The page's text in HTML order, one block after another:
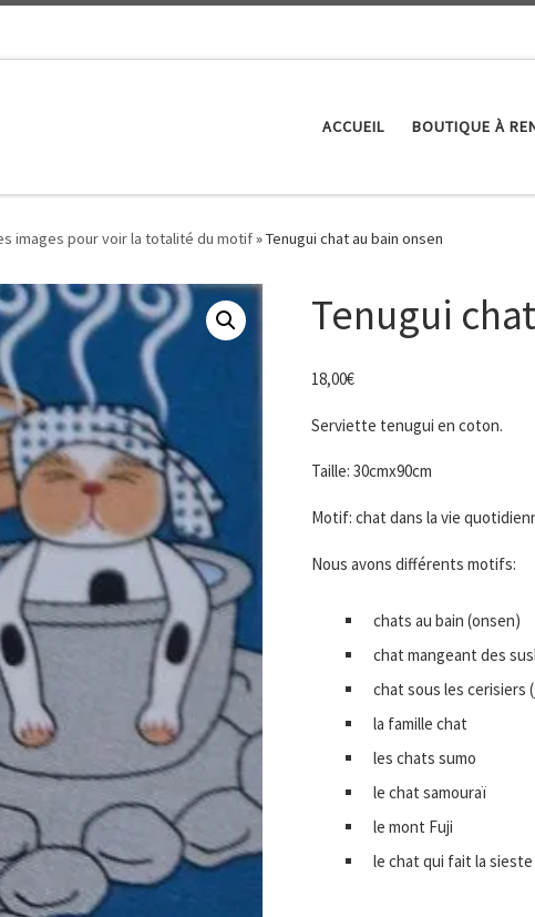
ACCUEIL BOUTIQUE À
images pour voir la totalité du motif»Tenugui chat au bain onsen
Tenugui
18,00€
Serviette tenugui en coton.
Taille: 30cmx90cm
Motif: chat dans la vie
Nous avons différents motifs:
chats au bain (onsen)
chat mangeant des
chat sous les cerisiers
la famille chat
les chats sumo
le chat samouraï
le mont Fuji
le chat qui fait la sieste